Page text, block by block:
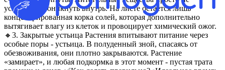
успевают проникнуть внутрь. На листе остается лишь
концентрированная корка солей, которая дополнительно
вытягивает влагу из клеток и провоцирует химический ожог.
🔸3. Закрытые устьица Растения впитывают питание через
особые поры - устьица. В полуденный зной, спасаясь от
обезвоживания, они плотно закрываются. Растение
«замирает», и любая подкормка в этот момент - пустая трата